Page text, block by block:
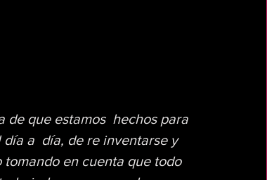
de que estamos  hechos para
a  día, de re inventarse y
en cuenta que todo